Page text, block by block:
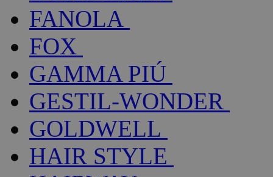
FANOLA
FOX
GAMMA PIÚ
GESTIL-WONDER
GOLDWELL
HAIR STYLE